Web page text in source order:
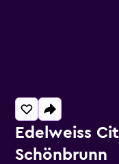
Edelweiss
Schönbrunn